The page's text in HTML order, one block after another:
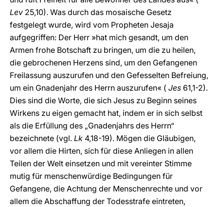
Lev 25,10). Was durch das mosaische Gesetz
festgelegt wurde, wird vom Propheten Jesaja
aufgegriffen: Der Herr »hat mich gesandt, um den
Armen frohe Botschaft zu bringen, um die zu heilen,
die gebrochenen Herzens sind, um den Gefangenen
Freilassung auszurufen und den Gefesselten Befreiung,
um ein Gnadenjahr des Herrn auszurufen« ( Jes 61,1-2).
Dies sind die Worte, die sich Jesus zu Beginn seines
Wirkens zu eigen gemacht hat, indem er in sich selbst
als die Erfüllung des „Gnadenjahrs des Herrn“
bezeichnete (vgl. Lk 4,18-19). Mögen die Gläubigen,
vor allem die Hirten, sich für diese Anliegen in allen
Teilen der Welt einsetzen und mit vereinter Stimme
mutig für menschenwürdige Bedingungen für
Gefangene, die Achtung der Menschenrechte und vor
allem die Abschaffung der Todesstrafe eintreten,